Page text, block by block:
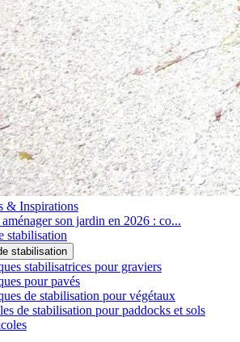
& Inspirations
son jardin en 2026 : co...
stabilisation
stabilisation
stabilisatrices pour graviers
pour pavés
de stabilisation pour végétaux
de stabilisation pour paddocks et sols